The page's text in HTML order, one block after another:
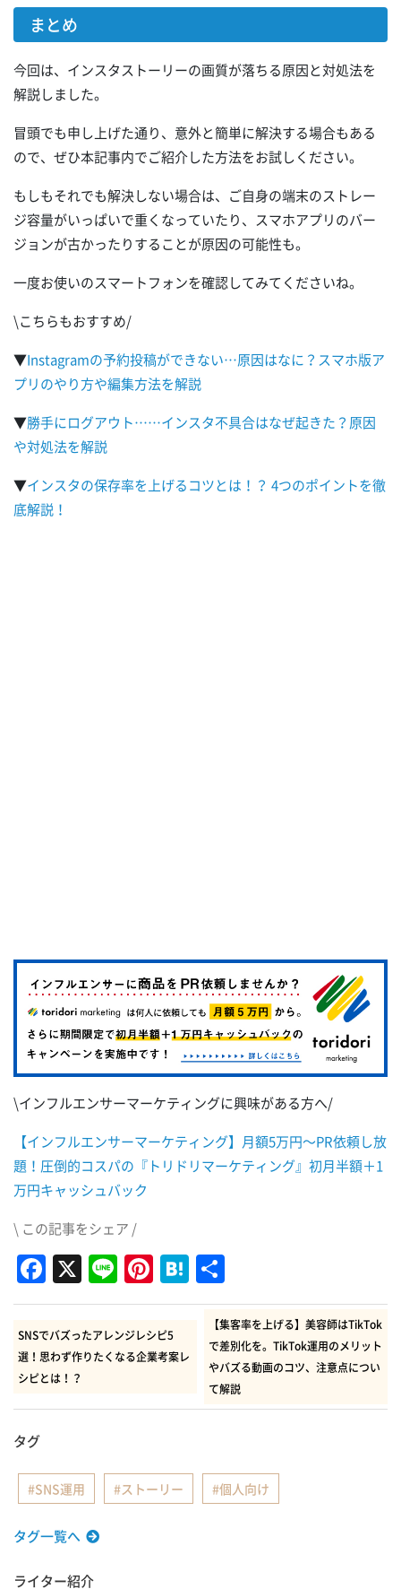
まとめ
今回は、インスタストーリーの画質が落ちる原因と対処法を
解説しました。
冒頭でも申し上げた通り、意外と簡単に解決する場合もある
ので、ぜひ本記事内でご紹介した方法をお試しください。
もしもそれでも解決しない場合は、ご自身の端末のストレー
ジ容量がいっぱいで重くなっていたり、スマホアプリのバー
ジョンが古かったりすることが原因の可能性も。
一度お使いのスマートフォンを確認してみてくださいね。
\こちらもおすすめ/
▼Instagramの予約投稿ができない…原因はなに？スマホ版ア
プリのやり方や編集方法を解説
▼勝手にログアウト……インスタ不具合はなぜ起きた？原因
や対処法を解説
▼インスタの保存率を上げるコツとは！？ 4つのポイントを徹
底解説！
\インフルエンサーマーケティングに興味がある方へ/
【インフルエンサーマーケティング】月額5万円～PR依頼し放
題！圧倒的コスパの『トリドリマーケティング』初月半額＋1
万円キャッシュバック
\ この記事をシェア /
Facebook
X LinePinterest
Hatena
有
SNSでバズったアレンジレシピ5
選！思わず作りたくなる企業考案レ
シピとは！？
【集客率を上げる】美容師はTikTok
で差別化を。TikTok運用のメリット
やバズる動画のコツ、注意点につい
て解説
タグ
SNS運用 ストーリー 個人向け
タグ一覧へ
ライター紹介